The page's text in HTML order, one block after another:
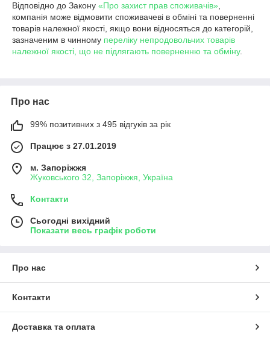
Відповідно до Закону «Про захист прав споживачів»
компанія може відмовити споживачеві в обміні та поверненні
товарів належної якості, якщо вони відносяться до категорій,
зазначеним в чинному переліку непродовольчих товарів
належної якості, що не підлягають поверненню та обміну.
Про нас
99% позитивних з 495 відгуків за рік
Працює з 27.01.2019
м. Запоріжжя
Жуковського 32, Запоріжжя, Україна
Контакти
Сьогодні вихідний
Показати весь графік роботи
Про нас
Контакти
Доставка та оплата